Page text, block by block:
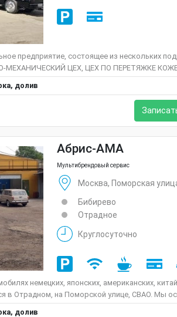
предприятие, состоящее из нескольких
ЦЕХ, ЦЕХ ПО ПЕРЕТЯЖКЕ
долив
Абрис-АМА
Мультибрендовый сервис
Москва, Поморская
Бибирево
Отрадное
Круглосуточно
немецких, японских, американских,
в Отрадном, на Поморской улице, СВАО. Мы
долив